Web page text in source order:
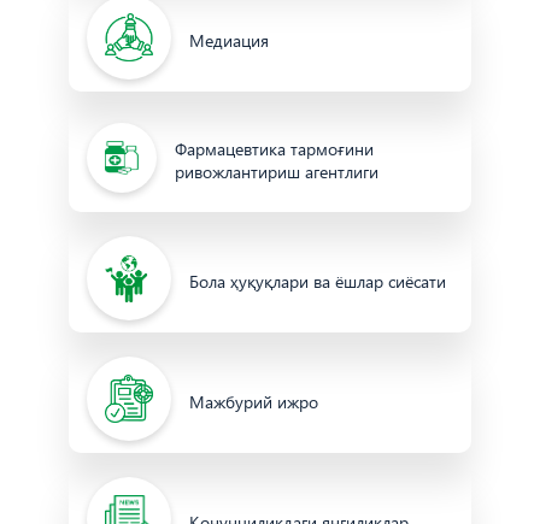
Медиация
Фармацевтика тармоғини
ривожлантириш агентлиги
Бола ҳуқуқлари ва ёшлар сиёсати
Мажбурий ижро